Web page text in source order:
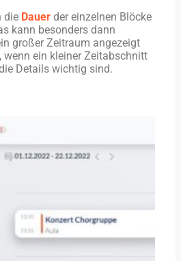
die Dauer der einzelnen Blöcke
kann besonders dann
großer Zeitraum angezeigt
wenn ein kleiner Zeitabschnitt
Details wichtig sind.